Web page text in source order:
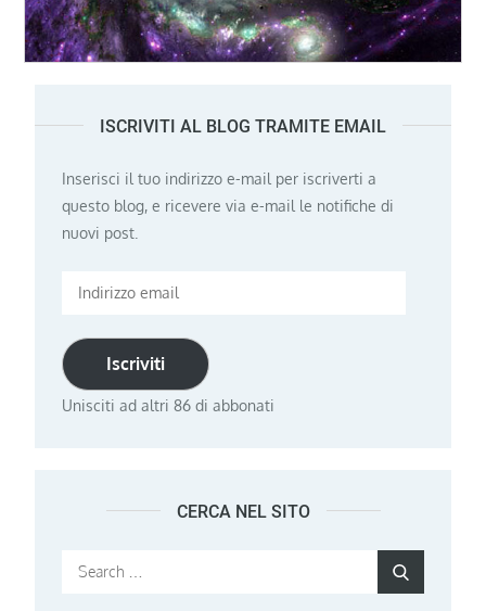
ISCRIVITI AL BLOG TRAMITE EMAIL
Inserisci il tuo indirizzo e-mail per iscriverti a
questo blog, e ricevere via e-mail le notifiche di
nuovi post.
Indirizzo
Iscriviti
Unisciti ad altri 86 di abbonati
CERCA NEL SITO
Search